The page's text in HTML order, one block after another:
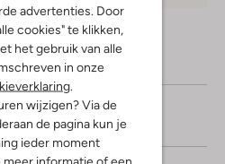
advertenties. Door
cookies" te klikken,
het gebruik van alle
in onze
wijzigen? Via de
de pagina kun je
ieder moment
meer informatie of een